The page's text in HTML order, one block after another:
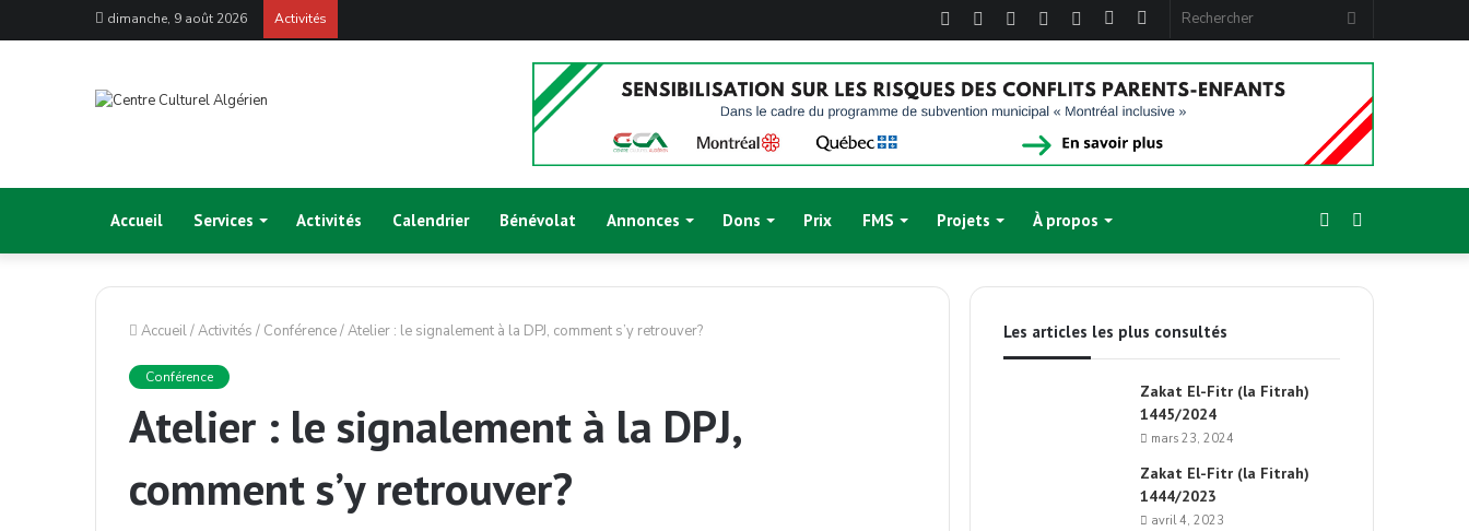
dimanche, 9 août 2026 Activités
Sidebar
(barre
latérale)
Article
Aléatoire
Instagram
YouTube
Linkedin
Twitter
Facebook
Accueil Services Activités Calendrier Bénévolat Annonces Dons Prix FMS Projets À propos
skin
Sidebar
(barre
Accueil/Activités / Conférence/Atelier : le signalement à la DPJ, comment s’y retrouver?
Conférence
Atelier : le signalement à la DPJ,
comment s’y retrouver?
Les articles les plus consultés
Zakat El-Fitr (la Fitrah)
1445/2024
mars 23, 2024
Zakat El-Fitr (la Fitrah)
1444/2023
avril 4, 2023